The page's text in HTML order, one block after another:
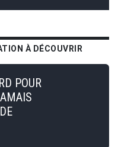
À DÉCOUVRIR
POUR